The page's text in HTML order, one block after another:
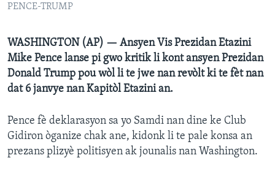
PENCE-TRUMP
WASHINGTON (AP) — Ansyen Vis Prezidan Etazini
Mike Pence lanse pi gwo kritik li kont ansyen Prezidan
Donald Trump pou wòl li te jwe nan revòlt ki te fèt nan
dat 6 janvye nan Kapitòl Etazini an.
Pence fè deklarasyon sa yo Samdi nan dine ke Club
Gidiron òganize chak ane, kidonk li te pale konsa an
prezans plizyè politisyen ak jounalis nan Washington.